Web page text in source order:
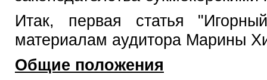
Итак, первая статья
материалам аудитора Марины
Общие положения